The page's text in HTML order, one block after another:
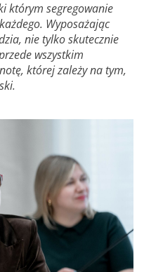
którym segregowanie
Wyposażając
nie tylko skutecznie
wszystkim
której zależy na tym,